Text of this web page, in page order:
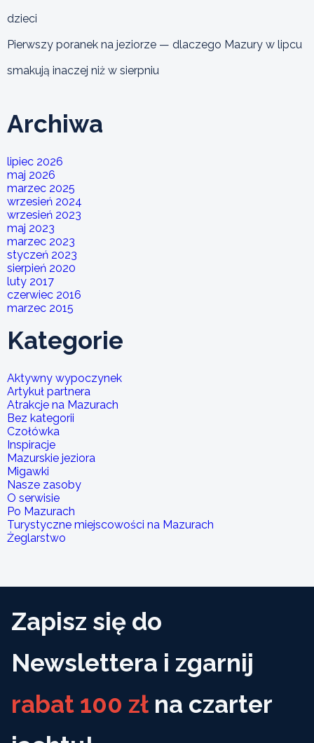
dzieci
Pierwszy poranek na jeziorze — dlaczego Mazury w lipcu
smakują inaczej niż w sierpniu
Archiwa
lipiec 2026
maj 2026
marzec 2025
wrzesień 2024
wrzesień 2023
maj 2023
marzec 2023
styczeń 2023
sierpień 2020
luty 2017
czerwiec 2016
marzec 2015
Kategorie
Aktywny wypoczynek
Artykuł partnera
Atrakcje na Mazurach
Bez kategorii
Czołówka
Inspiracje
Mazurskie jeziora
Migawki
Nasze zasoby
O serwisie
Po Mazurach
Turystyczne miejscowości na Mazurach
Żeglarstwo
Zapisz się do
Newslettera i zgarnij
rabat 100 zł na czarter